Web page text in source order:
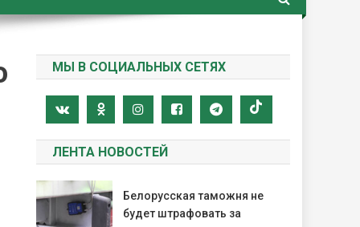
МЫ В СОЦИАЛЬНЫХ СЕТЯХ
ЛЕНТА НОВОСТЕЙ
Белорусская таможня не
будет штрафовать за